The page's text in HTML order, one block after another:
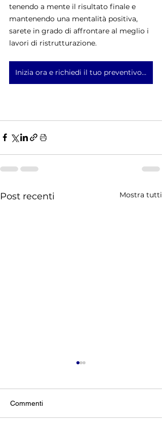
tenendo a mente il risultato finale e
mantenendo una mentalità positiva,
sarete in grado di affrontare al meglio i
lavori di ristrutturazione.
Inizia ora e richiedi il tuo preventivo gratuito!
Post recenti Mostra tutti
Commenti